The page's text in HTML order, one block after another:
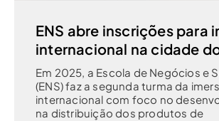
ENS abre inscrições para
internacional na cidade
Em 2025, a Escola de Negócios e
(ENS) faz a segunda turma da
internacional com foco no
na distribuição dos produtos de